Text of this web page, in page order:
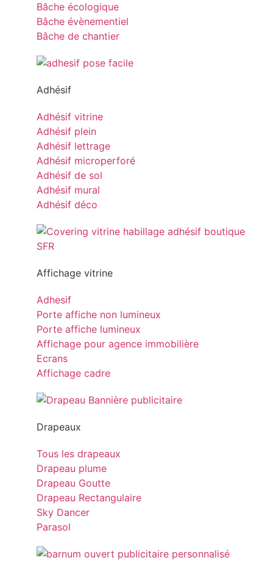
Bâche écologique
Bâche évènementiel
Bâche de chantier
Adhésif
Adhésif vitrine
Adhésif plein
Adhésif lettrage
Adhésif microperforé
Adhésif de sol
Adhésif mural
Adhésif déco
Affichage vitrine
Adhesif
Porte affiche non lumineux
Porte affiche lumineux
Affichage pour agence immobilière
Ecrans
Affichage cadre
Drapeaux
Tous les drapeaux
Drapeau plume
Drapeau Goutte
Drapeau Rectangulaire
Sky Dancer
Parasol